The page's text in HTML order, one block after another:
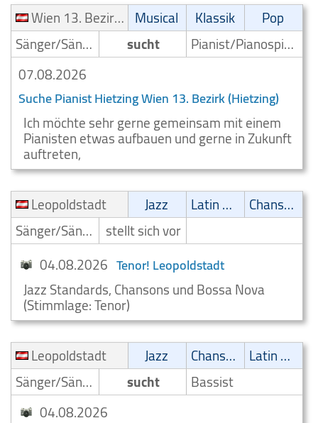
Wien 13. Bezirk (Hietzing)
Musical Klassik
Pop
Sänger/Sängerin
sucht
Pianist/Pianospieler
07.08.2026
Suche Pianist Hietzing Wien 13. Bezirk (Hietzing)
Ich möchte sehr gerne gemeinsam mit einem
Pianisten etwas aufbauen und gerne in Zukunft
auftreten,
Leopoldstadt
Jazz Latin Musik
Chanson
Sänger/Sängerin stellt sich vor
04.08.2026 Tenor! Leopoldstadt
Jazz Standards, Chansons und Bossa Nova
(Stimmlage: Tenor)
Leopoldstadt
Jazz Chanson
Latin Musik
Sänger/Sängerin
sucht
Bassist
04.08.2026